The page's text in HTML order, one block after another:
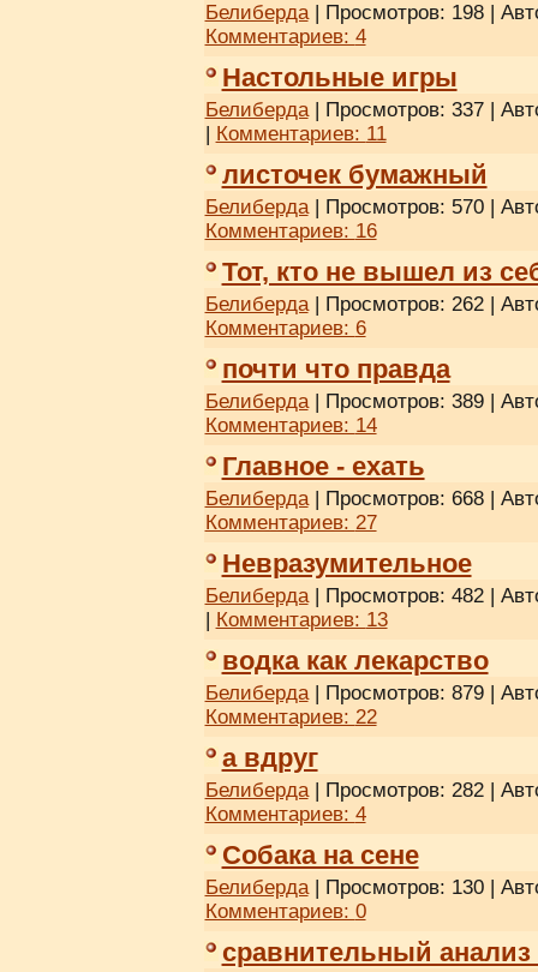
Белиберда| Просмотров: 198 |
Комментариев: 4
Настольные игры
Белиберда| Просмотров: 337 |
Комментариев: 11
листочек бумажный
Белиберда| Просмотров: 570 |
Комментариев: 16
Тот, кто не вышел из
Белиберда| Просмотров: 262 |
Комментариев: 6
почти что правда
Белиберда| Просмотров: 389 |
Комментариев: 14
Главное - ехать
Белиберда| Просмотров: 668 |
Комментариев: 27
Невразумительное
Белиберда| Просмотров: 482 |
Комментариев: 13
водка как лекарство
Белиберда| Просмотров: 879 |
Комментариев: 22
а вдруг
Белиберда| Просмотров: 282 |
Комментариев: 4
Собака на сене
Белиберда| Просмотров: 130 |
Комментариев: 0
сравнительный анализ